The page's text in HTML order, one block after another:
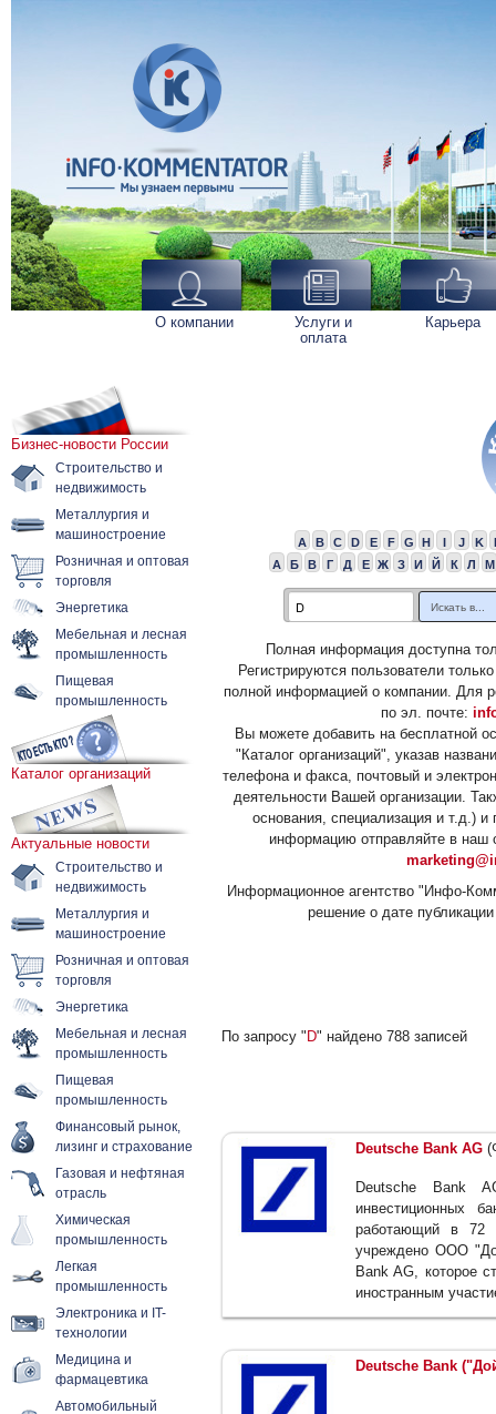
О компании
Услуги и
оплата
Карьера
Бизнес-новости России
Строительство и
недвижимость
Металлургия и
машиностроение
Розничная и оптовая
торговля
Энергетика
Мебельная и лесная
промышленность
Пищевая
промышленность
Каталог организаций
Актуальные новости
Строительство и
недвижимость
Металлургия и
машиностроение
Розничная и оптовая
торговля
Энергетика
Мебельная и лесная
промышленность
Пищевая
промышленность
Финансовый рынок,
лизинг и страхование
Газовая и нефтяная
отрасль
Химическая
промышленность
Легкая
промышленность
Электроника и IT-
технологии
Медицина и
фармацевтика
Автомобильный
A B C D E F G H I J K
А
Б В Г Д Е Ж З И Й К Л М
Полная информация доступна
Регистрируются пользователи
полной информацией о компании. Для
по эл. почте:
Вы можете добавить на бесплатной
"Каталог организаций", указав
телефона и факса, почтовый и
деятельности Вашей организации.
основания, специализация и т.д.)
информацию отправляйте в наш
Информационное агентство "Инфо-
решение о дате
По запросу " D" найдено 788 записей
Deutsche Bank AG
Deutsche Bank
инвестиционных
работающий в 72
учреждено ООО
Bank AG, которое
иностранным
Deutsche Bank